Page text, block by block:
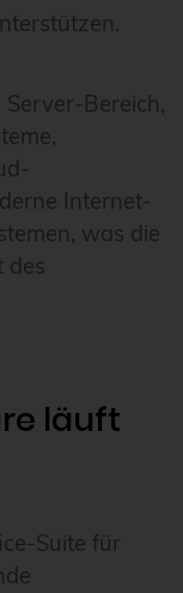
Bereich,
Internet-
was die
des
läuft
Suite für